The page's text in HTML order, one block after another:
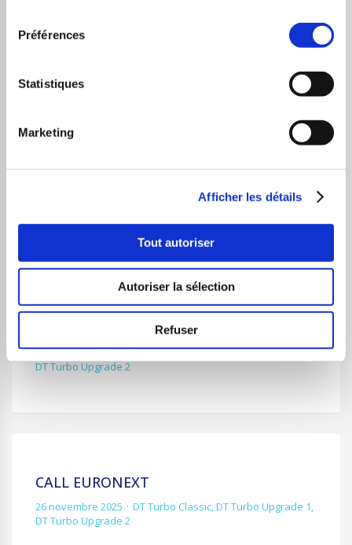
Préférences
Statistiques
Marketing
Afficher les détails
Tout autoriser
Autoriser la sélection
Refuser
28 novembre 2025
CALL LEGRAND
DT Turbo Classic,DT Turbo Upgrade 1
26 novembre 2025 DT Turbo Classic,DT Turbo Upgrade 1,
DT Turbo Upgrade 2
CALL EURONEXT
26 novembre 2025 DT Turbo Classic,DT Turbo Upgrade 1,
DT Turbo Upgrade 2